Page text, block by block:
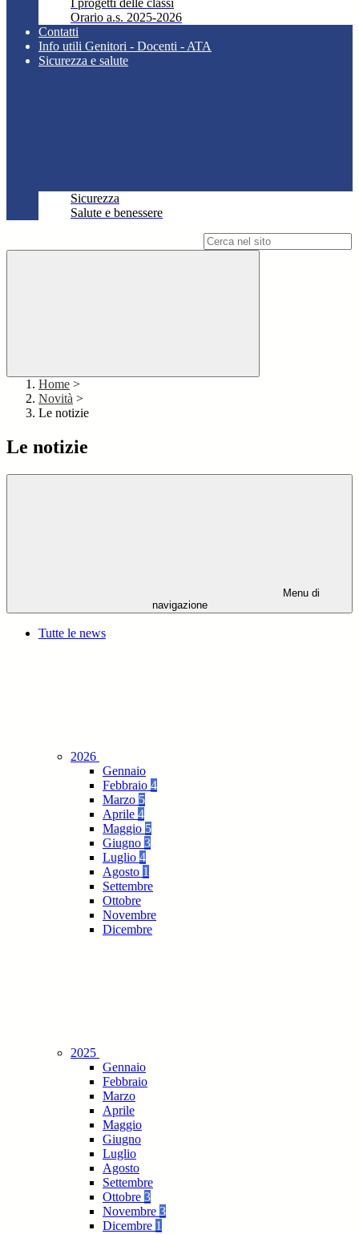
I progetti delle classi
Orario a.s. 2025-2026
Contatti
Info utili Genitori - Docenti - ATA
Sicurezza e salute
Sicurezza
Salute e benessere
Home >
Novità >
Le notizie
Le notizie
Menu di
navigazione
Tutte le news
2026
Gennaio
Febbraio 4
Marzo 5
Aprile 4
Maggio 5
Giugno 3
Luglio 4
Agosto 1
Settembre
Ottobre
Novembre
Dicembre
2025
Gennaio
Febbraio
Marzo
Aprile
Maggio
Giugno
Luglio
Agosto
Settembre
Ottobre 3
Novembre 3
Dicembre 1